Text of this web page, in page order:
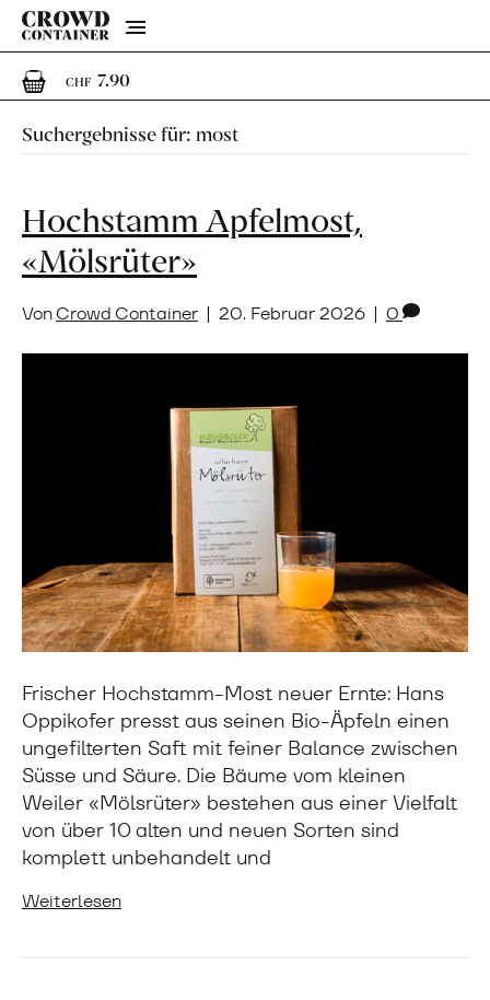
Menu
CHF 7.901 Artikel im Warenkorb
Suchergebnisse für: most
Hochstamm Apfelmost,
«Mölsrüter»
VonCrowd Container | 20. Februar 2026 | 0
Frischer Hochstamm-Most neuer Ernte: Hans
Oppikofer presst aus seinen Bio-Äpfeln einen
ungefilterten Saft mit feiner Balance zwischen
Süsse und Säure. Die Bäume vom kleinen
Weiler «Mölsrüter» bestehen aus einer Vielfalt
von über 10 alten und neuen Sorten sind
komplett unbehandelt und
Weiterlesen